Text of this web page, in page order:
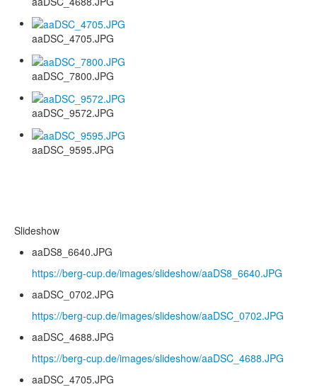
aaDSC_4705.JPG
aaDSC_7800.JPG
aaDSC_9572.JPG
aaDSC_9595.JPG
Slideshow
aaDS8_6640.JPG
https://berg-cup.de/images/slideshow/aaDS8_6640.JPG
aaDSC_0702.JPG
https://berg-cup.de/images/slideshow/aaDSC_0702.JPG
aaDSC_4688.JPG
https://berg-cup.de/images/slideshow/aaDSC_4688.JPG
aaDSC_4705.JPG